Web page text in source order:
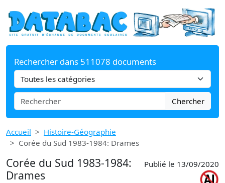
Rechercher dans 511078 documents
Chercher
Accueil
Histoire-Géographie
Corée du Sud 1983-1984: Drames
Corée du Sud 1983-1984:
Drames
Publié le 13/09/2020